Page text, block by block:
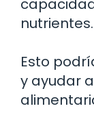
nutrientes.
Esto
y ayudar